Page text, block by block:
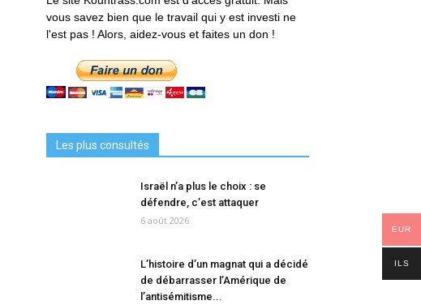
vous savez bien que le travail qui y est investi ne
l'est pas ! Alors, aidez-vous et faites un don !
Les plus consultés
Israël n’a plus le choix : se
défendre, c’est attaquer
6 août 2026
L’histoire d’un magnat qui a décidé
de débarrasser l’Amérique de
l’antisémitisme...
EUR
ILS